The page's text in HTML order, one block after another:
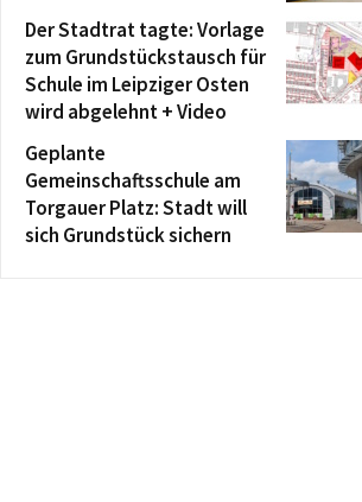
Der Stadtrat tagte: Vorlage
zum Grundstückstausch für
Schule im Leipziger Osten
wird abgelehnt + Video
Geplante
Gemeinschaftsschule am
Torgauer Platz: Stadt will
sich Grundstück sichern